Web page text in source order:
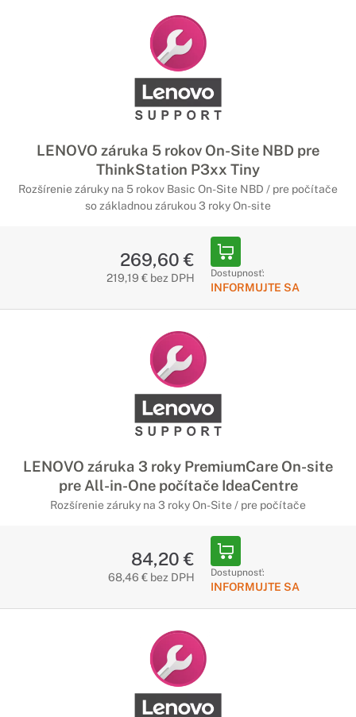
LENOVO záruka 5 rokov On-Site NBD pre
ThinkStation P3xx Tiny
Rozšírenie záruky na 5 rokov Basic On-Site NBD / pre počítače
so základnou zárukou 3 roky On-site
269,60 €
219,19 € bez DPH Dostupnosť:
INFORMUJTE SA
LENOVO záruka 3 roky PremiumCare On-site
pre All-in-One počítače IdeaCentre
Rozšírenie záruky na 3 roky On-Site / pre počítače
84,20 €
68,46 € bez DPH Dostupnosť:
INFORMUJTE SA